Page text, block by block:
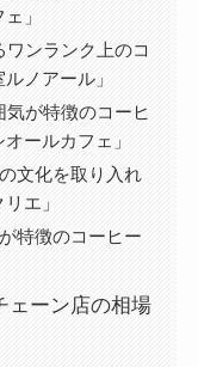
」
ンランク上のコ
ノアール」
が特徴のコーヒ
ールカフェ」
文化を取り入れ
エ」
特徴のコーヒー
ェーン店の相場